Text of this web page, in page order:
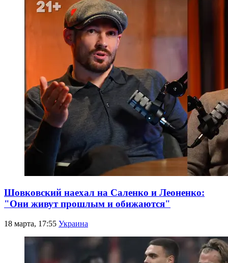
Шовковский наехал на Саленко и Леоненко:
"Они живут прошлым и обижаются"
18 марта, 17:55 Украина